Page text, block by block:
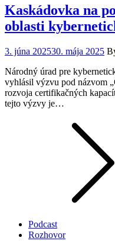
Kaskádovka na
oblasti
Posted
3. júna 202530. mája 2025
Národný úrad pre
vyhlásil výzvu pod názvom
rozvoja certifikačných
tejto výzvy je…
Podcast
Rozhovor